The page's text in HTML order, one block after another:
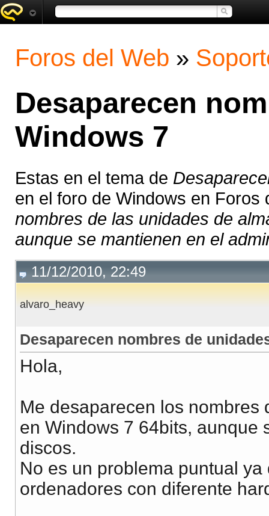
Foros del Web »
Desaparecen
Windows 7
Estas en el tema de
en el foro de Windows en Foros
nombres de las unidades de
aunque se mantienen en el
11/12/2010, 22:49
alvaro_heavy
Desaparecen nombres de
Hola,
Me desaparecen los
en Windows 7 64bits, aunque
discos.
No es un problema puntual
ordenadores con diferente